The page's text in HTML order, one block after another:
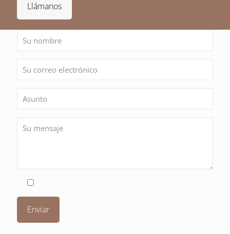
Llámanos